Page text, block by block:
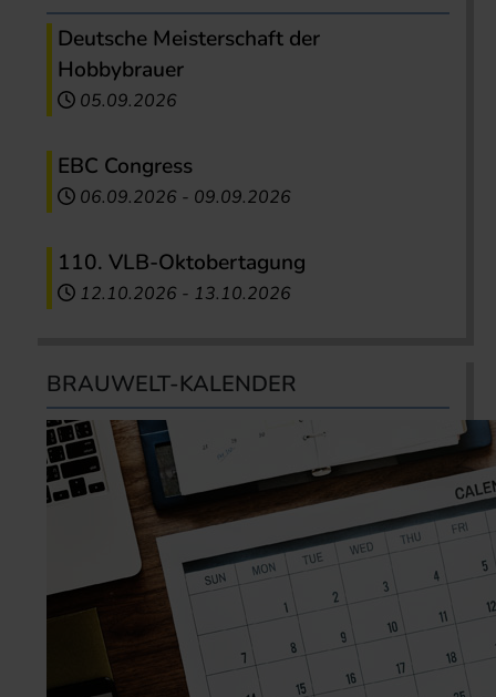
Deutsche Meisterschaft der
Hobbybrauer
05.09.2026
EBC Congress
06.09.2026 - 09.09.2026
110. VLB-Oktobertagung
12.10.2026 - 13.10.2026
BRAUWELT-KALENDER